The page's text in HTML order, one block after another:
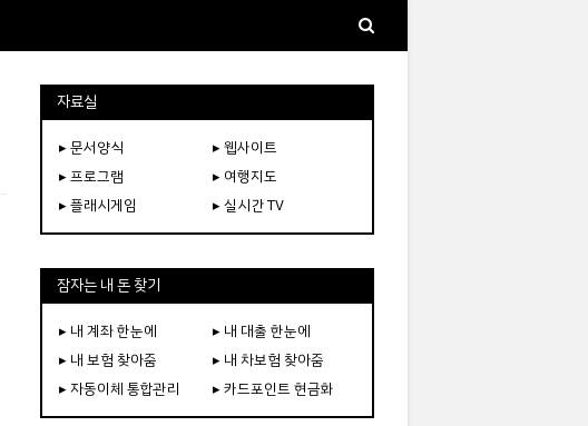
자료실
▸ 문서양식
▸ 웹사이트
▸ 프로그램
▸ 여행지도
▸ 플래시게임
▸ 실시간 TV
잠자는 내 돈 찾기
▸ 내 계좌 한눈에
▸ 내 대출 한눈에
▸ 내 보험 찾아줌
▸ 내 차보험 찾아줌
▸ 자동이체 통합관리
▸ 카드포인트 현금화